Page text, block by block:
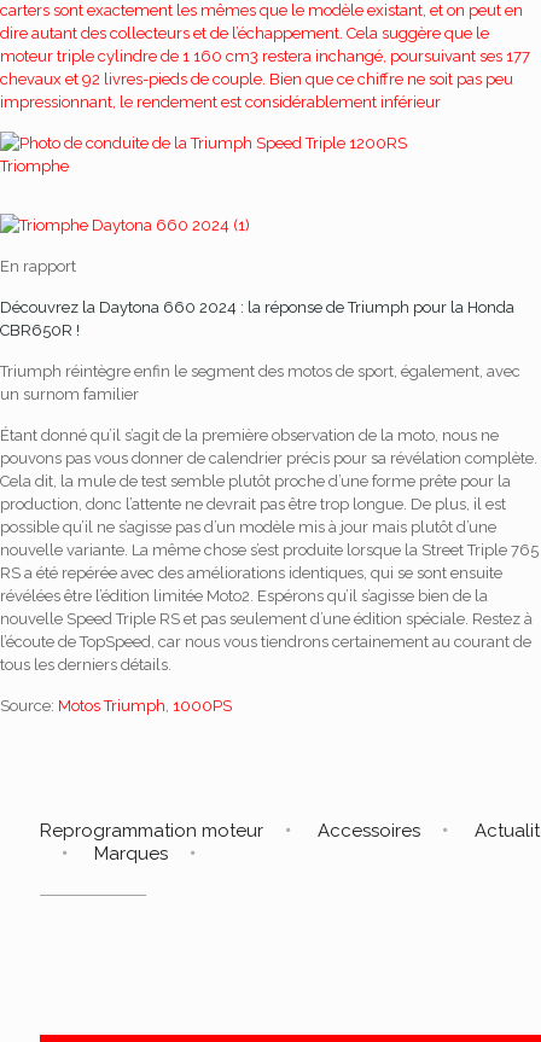
carters sont exactement les mêmes que le modèle existant, et on peut en
dire autant des collecteurs et de l’échappement. Cela suggère que le
moteur triple cylindre de 1 160 cm3 restera inchangé, poursuivant ses 177
chevaux et 92 livres-pieds de couple. Bien que ce chiffre ne soit pas peu
impressionnant, le rendement est considérablement inférieur
Triomphe
En rapport
Découvrez la Daytona 660 2024 : la réponse de Triumph pour la Honda
CBR650R !
Triumph réintègre enfin le segment des motos de sport, également, avec
un surnom familier
Étant donné qu’il s’agit de la première observation de la moto, nous ne
pouvons pas vous donner de calendrier précis pour sa révélation complète.
Cela dit, la mule de test semble plutôt proche d’une forme prête pour la
production, donc l’attente ne devrait pas être trop longue. De plus, il est
possible qu’il ne s’agisse pas d’un modèle mis à jour mais plutôt d’une
nouvelle variante. La même chose s’est produite lorsque la Street Triple 765
RS a été repérée avec des améliorations identiques, qui se sont ensuite
révélées être l’édition limitée Moto2. Espérons qu’il s’agisse bien de la
nouvelle Speed ​​Triple RS et pas seulement d’une édition spéciale. Restez à
l’écoute de TopSpeed, car nous vous tiendrons certainement au courant de
tous les derniers détails.
Source: Motos Triumph, 1000PS
Reprogrammation moteur Accessoires
Marques